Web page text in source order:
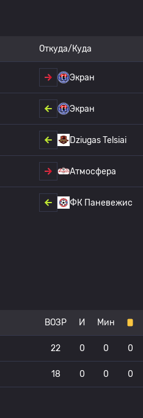
Откуда/Куда
Экран
Экран
Dziugas Telsiai
Атмосфера
ФК Паневежис
ВОЗР И Мин
22 0 0 0
18 0 0 0